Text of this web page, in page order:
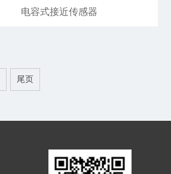
电容式接近传感器
尾页